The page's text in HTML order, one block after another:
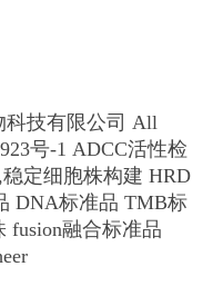
科技有限公司 All
号-1 ADCC活性检
稳定细胞株构建 HRD
DNA标准品 TMB标
fusion融合标准品